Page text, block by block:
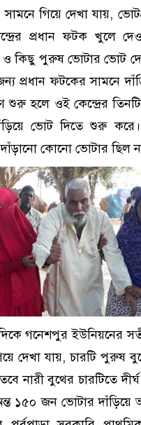
সামনে গিয়ে দেখা যায়,
প্রধান ফটক খুলে
ও কিছু পুরুষ ভোটার ভোট
প্রধান ফটকের সামনে
হলে ওই কেন্দ্রের
ভোট দিতে শুরু
কোনো ভোটার ছিল
গনেশপুর ইউনিয়নের
দেখা যায়, চারটি পুরুষ
নারী বুথের চারটিতে
১৫০ জন ভোটার